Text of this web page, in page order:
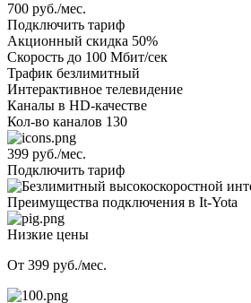
700 руб./мес.
Подключить тариф
Акционный скидка 50%
Скорость до 100 Мбит/сек
Трафик безлимитный
Интерактивное телевидение
Каналы в HD-качестве
Кол-во каналов 130
399 руб./мес.
Подключить тариф
Преимущества подключения в It-Yota
Низкие цены
От 399 руб./мес.